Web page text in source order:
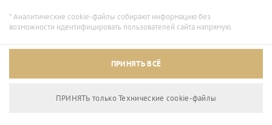
* Аналитические cookie-файлы собирают информацию без
возможности идентифицировать пользователей сайта напрямую.
ПРИНЯТЬ ВСЁ
ПРИНЯТЬ только Технические сookie-файлы